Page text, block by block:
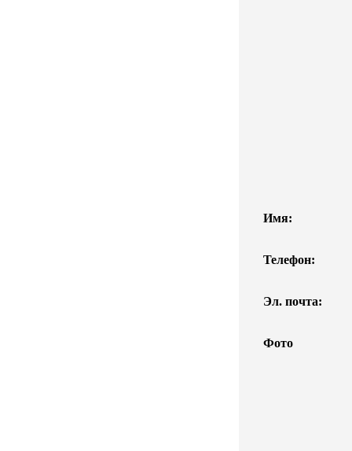
Имя:
Телефон:
Эл. почта:
Фото